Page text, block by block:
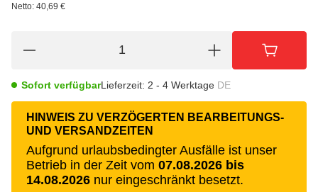
Netto: 40,69 €
Sofort verfügbarLieferzeit: 2 - 4 Werktage DE
HINWEIS ZU VERZÖGERTEN BEARBEITUNGS-
UND VERSANDZEITEN
Aufgrund urlaubsbedingter Ausfälle ist unser
Betrieb in der Zeit vom 07.08.2026 bis
14.08.2026 nur eingeschränkt besetzt.